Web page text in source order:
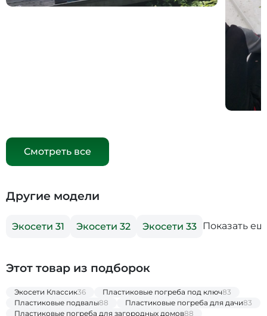
Смотреть все
Другие модели
Экосети 31 Экосети 32 Экосети 33 Показать
Этот товар из подборок
Экосети Классик36 Пластиковые погреба под ключ83
Пластиковые подвалы88 Пластиковые погреба для дачи83
Пластиковые погреба для загородных домов88